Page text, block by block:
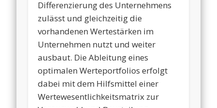
Differenzierung des Unternehmens
zulässt und gleichzeitig die
vorhandenen Wertestärken im
Unternehmen nutzt und weiter
ausbaut. Die Ableitung eines
optimalen Werteportfolios erfolgt
dabei mit dem Hilfsmittel einer
Wertewesentlichkeitsmatrix zur